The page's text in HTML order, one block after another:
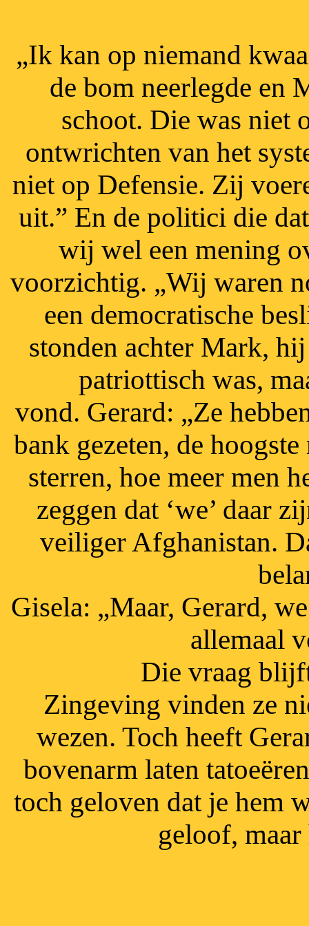
„Ik kan op niemand
de bom neerlegde en
schoot. Die was niet
ontwrichten van het
niet op Defensie. Zij
uit.” En de politici die
wij wel een mening
voorzichtig. „Wij waren
een democratische
stonden achter Mark,
patriottisch was,
vond. Gerard: „Ze
bank gezeten, de
sterren, hoe meer men
zeggen dat ‘we’ daar
veiliger Afghanistan.
Gisela: „Maar, Gerard,
allemaal
Die vraag
Zingeving vinden ze
wezen. Toch heeft
bovenarm laten
toch geloven dat je hem
geloof,